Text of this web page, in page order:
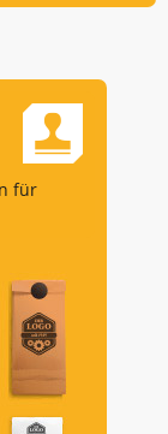
für